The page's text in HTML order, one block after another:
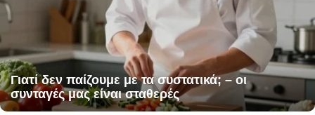
Γιατί δεν παίζουμε με τα συστατικά; – οι
συνταγές μας είναι σταθερές